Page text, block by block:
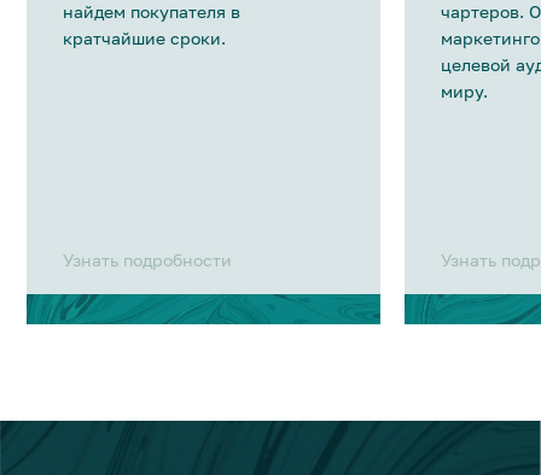
найдем покупателя в
кратчайшие сроки.
Узнать подробности
чартеров.
целевой
миру.
Узнать